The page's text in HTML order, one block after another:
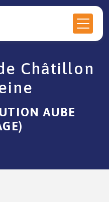
Châtillon
AUBE